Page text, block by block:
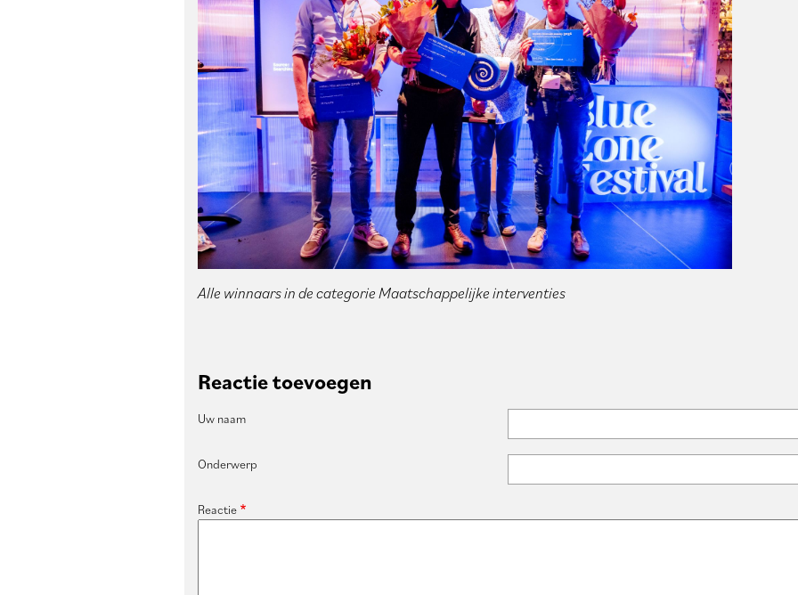
Alle winnaars in de categorie Maatschappelijke interventies
Reactie toevoegen
Uw naam
Onderwerp
Reactie